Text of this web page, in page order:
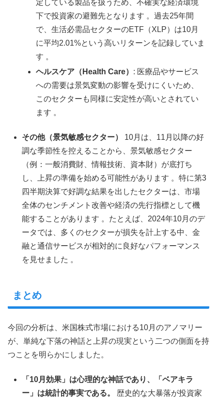
定している製品を扱うため、不確実な経済環境
下で投資家の避難先となります 。過去25年間
で、生活必需品セクターのETF（XLP）は10月
に平均2.01%という高いリターンを記録していま
す 。
ヘルスケア（Health Care） : 医療品やサービス
への需要は景気変動の影響を受けにくいため、
このセクターも同様に安定性が高いとされてい
ます 。
その他（景気敏感セクター）
10月は、11月以降の好
調な季節性を控えることから、景気敏感セクター
（例：一般消費財、情報技術、資本財）が底打ち
し、上昇の準備を始める可能性があります 。特に第3
四半期決算で好調な結果を出したセクターは、市場
全体のセンチメント改善や経済の先行指標として機
能することがあります 。たとえば、2024年10月のデ
ータでは、多くのセクターが損失を計上する中、金
融と通信サービスが相対的に良好なパフォーマンス
を見せました 。
まとめ
今回の分析は、米国株式市場における10月のアノマリー
が、単純な下落の神話と上昇の現実という二つの側面を持
つことを明らかにしました。
「10月効果」は心理的な神話であり、「ベアキラ
ー」は統計的事実である。
歴史的な大暴落が投資家